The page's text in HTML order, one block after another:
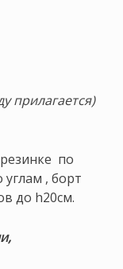
прилагается)
по
, борт
до h20см.